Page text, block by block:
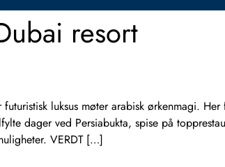
resort
luksus møter arabisk ørkenmagi.
dager ved Persiabukta, spise på
VERDT […]